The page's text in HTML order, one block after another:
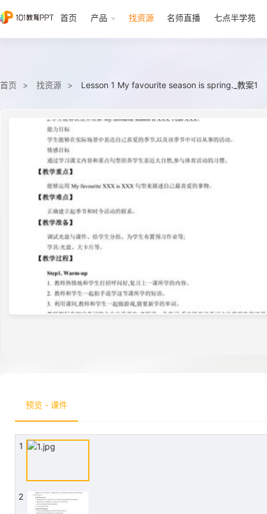
首页 产品 找资源 名师直播 七点半学苑
首页 找资源 Lesson 1 My favourite season is spring._教案1
预览 - 课件
1
2